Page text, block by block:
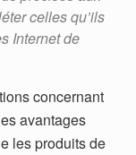
celles qu’ils
Internet de
concernant
avantages
les produits de